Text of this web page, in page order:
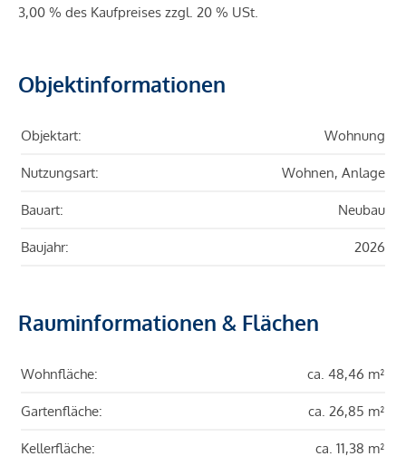
3,00 % des Kaufpreises zzgl. 20 % USt.
Objektinformationen
Objektart: Wohnung
Nutzungsart: Wohnen, Anlage
Bauart: Neubau
Baujahr: 2026
Rauminformationen & Flächen
Wohnfläche: ca. 48,46 m²
Gartenfläche: ca. 26,85 m²
Kellerfläche: ca. 11,38 m²